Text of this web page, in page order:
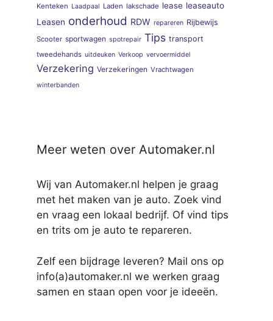
Kenteken Laadpaal Laden lakschade lease leaseauto
Leasen onderhoud RDW repareren Rijbewijs
Scooter sportwagen spotrepair Tips transport
tweedehands uitdeuken Verkoop vervoermiddel
Verzekering Verzekeringen Vrachtwagen
winterbanden
Meer weten over Automaker.nl
Wij van Automaker.nl helpen je graag
met het maken van je auto. Zoek vind
en vraag een lokaal bedrijf. Of vind tips
en trits om je auto te repareren.
Zelf een bijdrage leveren? Mail ons op
info(a)automaker.nl we werken graag
samen en staan open voor je ideeën.